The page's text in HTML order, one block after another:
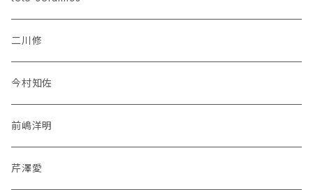
二川修
今村知佐
前嶋洋明
芹澤愛